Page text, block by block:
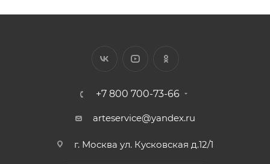
+7 800 700-73-66
arteservice@yandex.ru
г. Москва ул. Кусковская д.12/1